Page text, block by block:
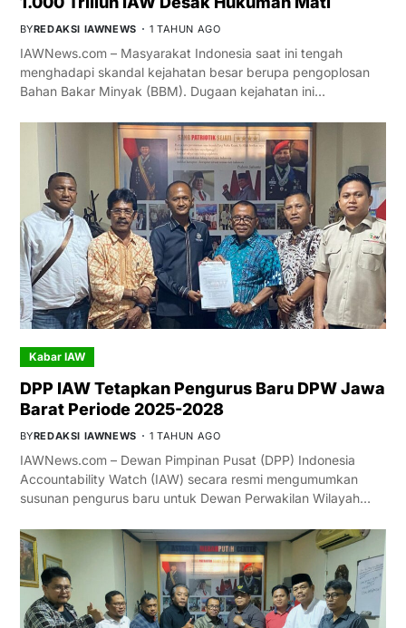
BYREDAKSI IAWNEWS 1 TAHUN AGO
IAWNews.com – Masyarakat Indonesia saat ini tengah
menghadapi skandal kejahatan besar berupa pengoplosan
Bahan Bakar Minyak (BBM). Dugaan kejahatan ini…
Kabar IAW
DPP IAW Tetapkan Pengurus Baru DPW Jawa
Barat Periode 2025-2028
BYREDAKSI IAWNEWS 1 TAHUN AGO
IAWNews.com – Dewan Pimpinan Pusat (DPP) Indonesia
Accountability Watch (IAW) secara resmi mengumumkan
susunan pengurus baru untuk Dewan Perwakilan Wilayah…